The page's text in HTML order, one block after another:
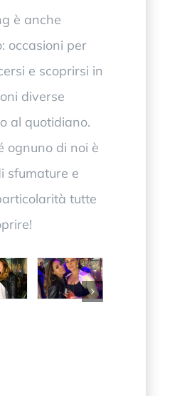
è anche
occasioni per
e scoprirsi in
diverse
al quotidiano.
ognuno di noi è
sfumature e
tutte